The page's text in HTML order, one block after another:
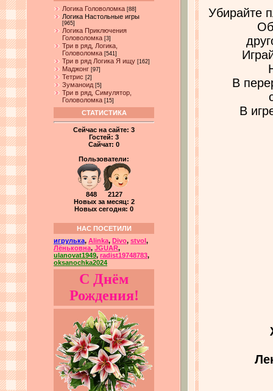
Логика Головоломка [88]
Логика Настольные игры
[965]
Логика Приключения
Головоломка [3]
Три в ряд, Логика,
Головоломка [541]
Три в ряд Логика Я ищу [162]
Маджонг [97]
Тетрис [2]
Зуманоид [5]
Три в ряд, Симулятор,
Головоломка [15]
СТАТИСТИКА
Сейчас на сайте: 3
Гостей: 3
Сайчат: 0
Пользователи:
848 2127
Новых за месяц: 2
Новых сегодня: 0
НАС ПОСЕТИЛИ
игрулька, Alinka, Divo, stvol ,
Лёньковна, JGUAR,
ulanovat1949, radist19748783,
oksanochka2024
С Днём
Рождения!
Убирайте
В
В